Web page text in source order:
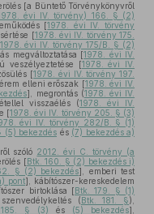
[a Büntető Törvénykönyvről
évi IV. törvény) 166. § (2)
[1978. évi IV. törvény
[1978. évi IV. törvény 175.
1978. évi IV. törvény 175/B. § (2)
megváltoztatása [1978. évi IV.
veszélyeztetése [1978. évi IV.
[1978. évi IV. törvény 197.
elleni erőszak [1978. évi IV.
], megrontás (1978. évi IV.
visszaélés (1978. évi IV.
[1978. évi IV. törvény 205. § (3)
évi IV. törvény 282/B. § (1)
(5) bekezdés és (7) bekezdés a)
szóló 2012. évi C. törvény (a
[Btk. 160. § (2) bekezdés i)
§ (2) bekezdés], emberi test
pont], kábítószer-kereskedelem
birtoklása [Btk. 179. § (1)
(Btk. 181. §),
§ (3) és (5) bekezdés],